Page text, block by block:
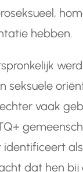
hebben.
seksuele
vaak
dat hen